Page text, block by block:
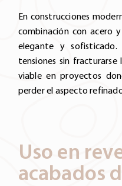
En construcciones
combinación con acero
elegante y
tensiones sin
viable en proyectos
perder el aspecto
Uso en
acabados